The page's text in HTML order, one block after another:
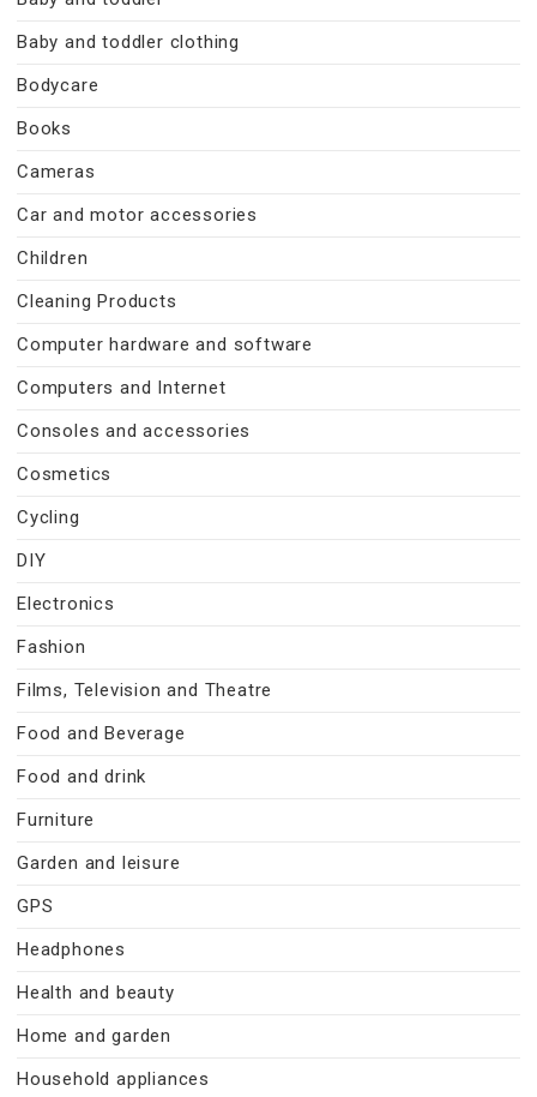
Baby and toddler clothing
Bodycare
Books
Cameras
Car and motor accessories
Children
Cleaning Products
Computer hardware and software
Computers and Internet
Consoles and accessories
Cosmetics
Cycling
DIY
Electronics
Fashion
Films, Television and Theatre
Food and Beverage
Food and drink
Furniture
Garden and leisure
GPS
Headphones
Health and beauty
Home and garden
Household appliances